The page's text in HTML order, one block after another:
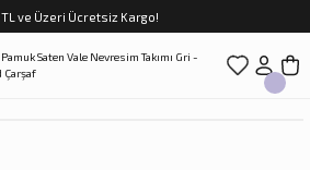
ve Üzeri Ücretsiz Kargo!
Dön
Dön
Dön
Dön
Dön
Dön
Dön